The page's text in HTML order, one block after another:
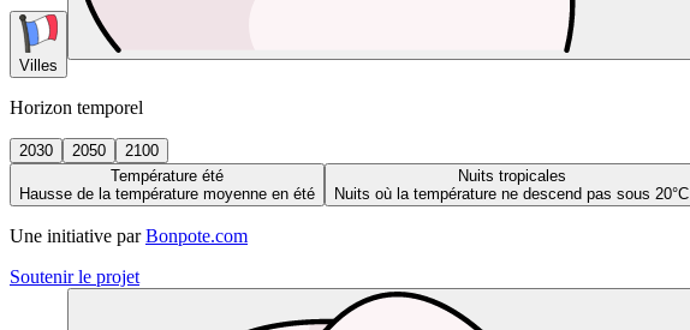
Villes
Horizon temporel
2030 2050
2100
Température été
Hausse de la température moyenne en été
Nuits tropicales
Nuits où la température ne descend pas sous 20°C
Une initiative par Bonpote.com
Soutenir le projet